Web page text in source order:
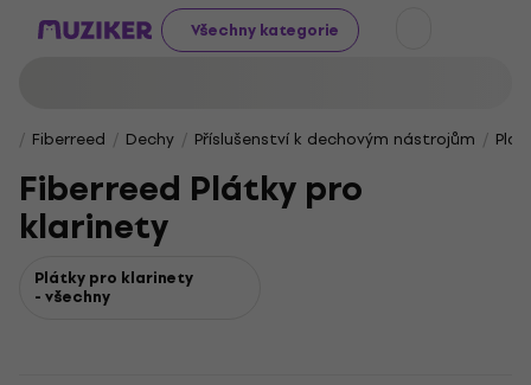
Všechny kategorie
Fiberreed Dechy Příslušenství k dechovým nástrojům
Fiberreed Plátky pro
klarinety
Plátky pro klarinety
- všechny